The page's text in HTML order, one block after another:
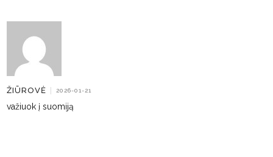
ŽIŪROVĖ | 2026-01-21
važiuok į suomiją